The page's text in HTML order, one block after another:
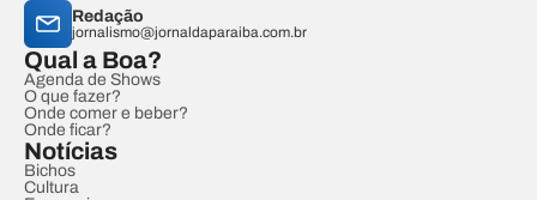
Redação
jornalismo@jornaldaparaiba.com.br
Qual a Boa?
Agenda de Shows
O que fazer?
Onde comer e beber?
Onde ficar?
Notícias
Bichos
Cultura